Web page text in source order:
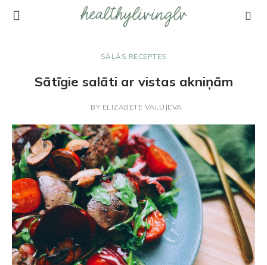
SĀĻĀS RECEPTES
Sātīgie salāti ar vistas akniņām
BY ELIZABETE VALUJEVA